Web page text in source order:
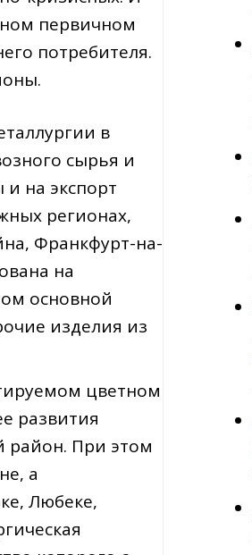
первичном
потребителя.
в
сырья и
на экспорт
регионах,
Франкфурт-на-
на
основной
изделия из
цветном
развития
район. При этом
а
Любеке,